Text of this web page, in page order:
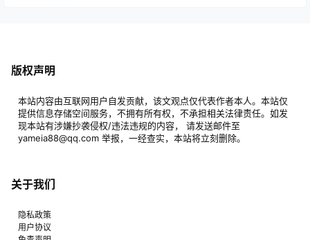
版权声明
本站内容由互联网用户自发贡献，该文观点仅代表作者本人。本站仅
提供信息存储空间服务，不拥有所有权，不承担相关法律责任。如发
现本站有涉嫌抄袭侵权/违法违规的内容， 请发送邮件至
yameia88@qq.com 举报，一经查实，本站将立刻删除。
关于我们
隐私政策
用户协议